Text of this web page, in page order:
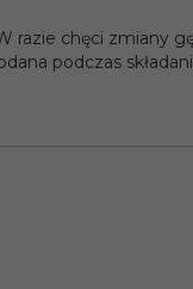
chęci zmiany
podczas